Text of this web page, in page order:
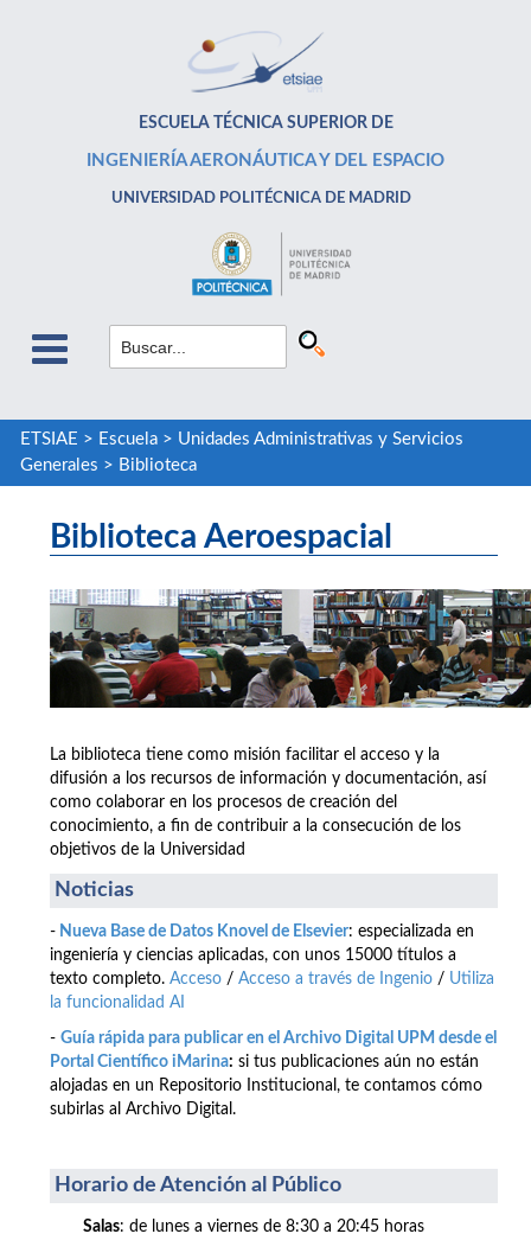
ESCUELA TÉCNICA SUPERIOR DE
INGENIERÍA AERONÁUTICA Y DEL ESPACIO
UNIVERSIDAD POLITÉCNICA DE MADRID
ETSIAE > Escuela> Unidades Administrativas y Servicios
Generales > Biblioteca
Biblioteca Aeroespacial
La biblioteca tiene como misión facilitar el acceso y la
difusión a los recursos de información y documentación, así
como colaborar en los procesos de creación del
conocimiento, a fin de contribuir a la consecución de los
objetivos de la Universidad
Noticias
- Nueva Base de Datos Knovel de Elsevier: especializada en
ingeniería y ciencias aplicadas, con unos 15000 títulos a
texto completo. Acceso / Acceso a través de Ingenio / Utiliza
la funcionalidad AI
- Guía rápida para publicar en el Archivo Digital UPM desde el
Portal Científico iMarina: si tus publicaciones aún no están
alojadas en un Repositorio Institucional, te contamos cómo
subirlas al Archivo Digital.
Horario de Atención al Público
Salas: de lunes a viernes de 8:30 a 20:45 horas